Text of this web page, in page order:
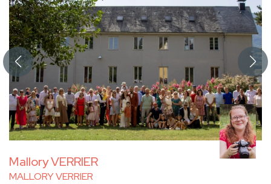
Mallory VERRIER
MALLORY VERRIER